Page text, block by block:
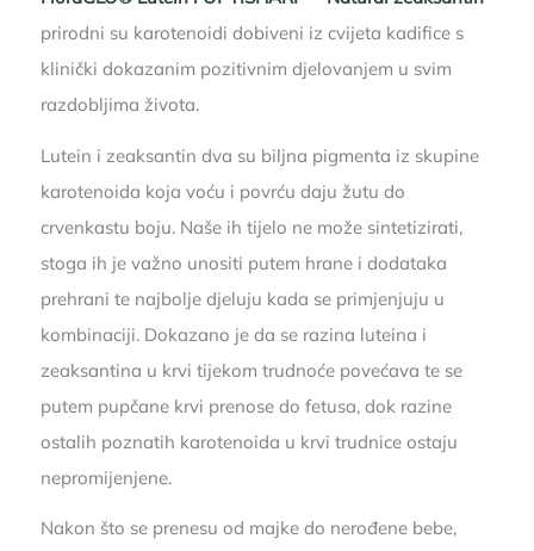
prirodni su karotenoidi dobiveni iz cvijeta kadifice s
klinički dokazanim pozitivnim djelovanjem u svim
razdobljima života.
Lutein i zeaksantin dva su biljna pigmenta iz skupine
karotenoida koja voću i povrću daju žutu do
crvenkastu boju. Naše ih tijelo ne može sintetizirati,
stoga ih je važno unositi putem hrane i dodataka
prehrani te najbolje djeluju kada se primjenjuju u
kombinaciji. Dokazano je da se razina luteina i
zeaksantina u krvi tijekom trudnoće povećava te se
putem pupčane krvi prenose do fetusa, dok razine
ostalih poznatih karotenoida u krvi trudnice ostaju
nepromijenjene.
Nakon što se prenesu od majke do nerođene bebe,